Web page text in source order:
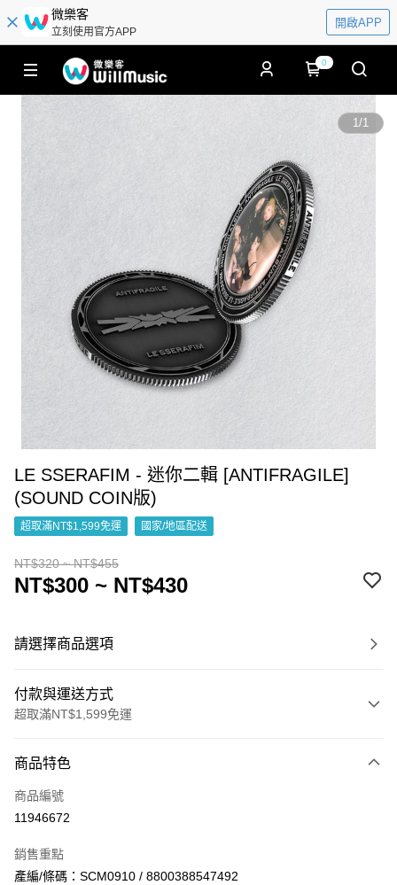
微樂客
立刻使用官方APP
開啟APP
0
1/1
LE SSERAFIM - 迷你二輯 [ANTIFRAGILE]
(SOUND COIN版)
超取滿NT$1,599免運 國家/地區配送
NT$320 ~ NT$455
NT$300 ~ NT$430
請選擇商品選項
付款與運送方式
超取滿NT$1,599免運
信用卡一次付款
超商取貨付款
Apple Pay
商品特色
商品編號
11946672
銷售重點
產編/條碼：SCM0910 / 8800388547492